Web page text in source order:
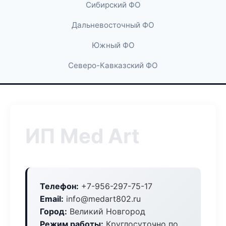
Сибирский ФО
Дальневосточный ФО
Южный ФО
Северо-Кавказский ФО
ИП Med Art
Телефон: +7-956-297-75-17
Email: info@medart802.ru
Город: Великий Новгород
Режим работы: Круглосуточно по